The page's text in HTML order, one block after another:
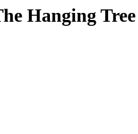
Hanging